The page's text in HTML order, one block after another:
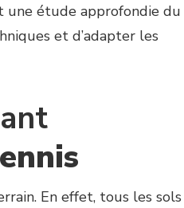
une étude approfondie du
et d’adapter les
En effet, tous les sols